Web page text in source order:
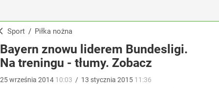
Sport / Piłka nożna
Bayern znowu liderem Bundesligi.
Na treningu - tłumy. Zobacz
25września 2014 10:03 / 13 stycznia 2015 11:36